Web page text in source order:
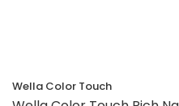
Wella Color Touch